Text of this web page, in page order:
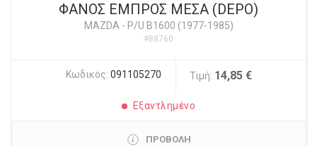
ΦΑΝΟΣ ΕΜΠΡΟΣ ΜΕΣΑ (DEPO)
MAZDA- P/U B1600 (1977-1985)
#88760
Κωδικός: 091105270 Τιμή: 14,85 €
Εξαντλημένο
ΠΡΟΒΟΛΗ